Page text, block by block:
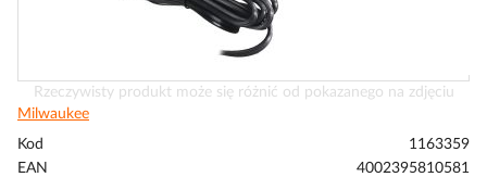
Przejdź
na
początek
Rzeczywisty produkt może się różnić od pokazanego na zdjęciu
Milwaukee
Kod
1163359
EAN
4002395810581